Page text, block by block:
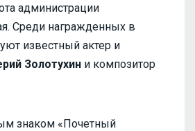
администрации
Среди награжденных в
известный актер и
Золотухин и композитор
знаком «Почетный